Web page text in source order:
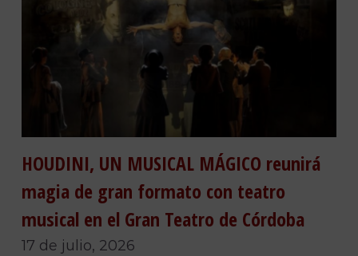
HOUDINI, UN MUSICAL MÁGICO reunirá
magia de gran formato con teatro
musical en el Gran Teatro de Córdoba
17 de julio, 2026